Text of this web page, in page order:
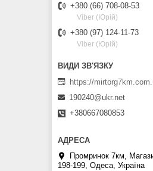
+380 (66) 708-08-53
Viber (Юрій)
+380 (97) 124-11-73
Viber (Юрій)
https://
190240@ukr.net
+380667080853
Промринок 7км,
198-199, Одеса, Україна